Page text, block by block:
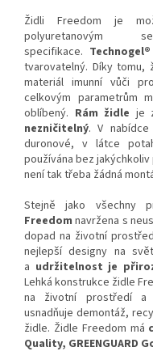
Židli Freedom je
polyuretanovým
specifikace. Technogel®
tvarovatelný. Díky
materiál imunní vůči
celkovým parametrům
oblíbený. Rám židle je
nezničitelný. V
duronové, v látce
používána bez
není tak třeba žádná
Stejně jako všechny
Freedom navržena s
dopad na životní
nejlepší designy na
a udržitelnost je
Lehká konstrukce židle
na životní prostředí a
usnadňuje demontáž,
židle. Židle Freedom má
Quality, GREENGUARD